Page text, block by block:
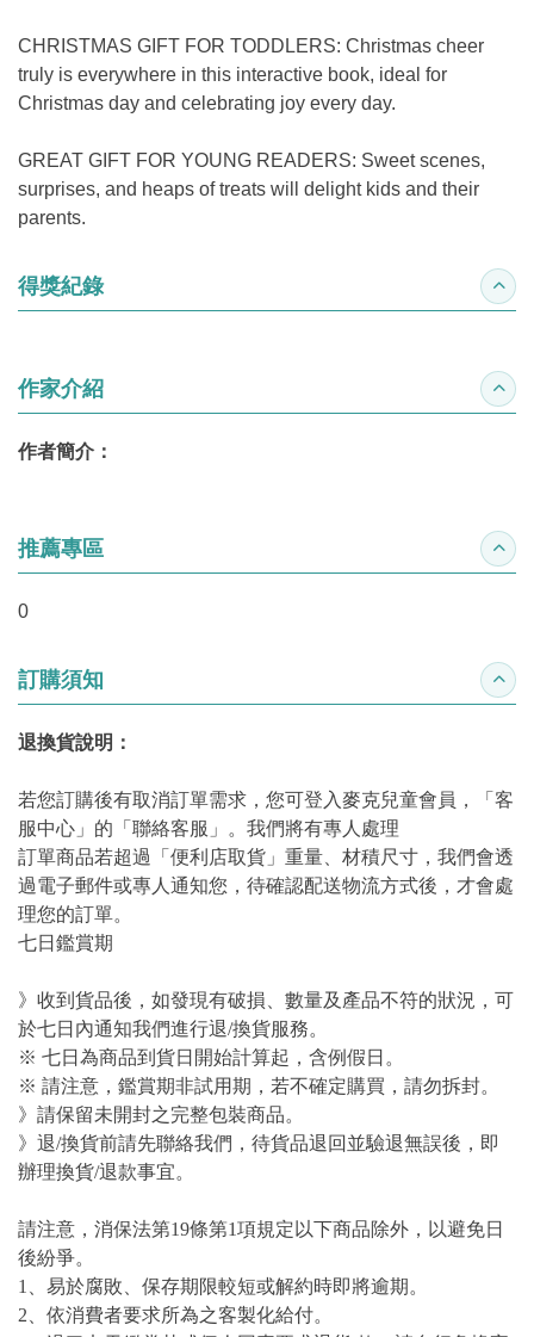
CHRISTMAS GIFT FOR TODDLERS: Christmas cheer
truly is everywhere in this interactive book, ideal for
Christmas day and celebrating joy every day.
GREAT GIFT FOR YOUNG READERS: Sweet scenes,
surprises, and heaps of treats will delight kids and their
parents.
得獎紀錄 收合
作家介紹 收合
作者簡介：
推薦專區 收合
0
訂購須知 收合
退換貨說明：
若您訂購後有取消訂單需求，您可登入麥克兒童會員，「客
服中心」的「聯絡客服」。我們將有專人處理
訂單商品若超過「便利店取貨」重量、材積尺寸，我們會透
過電子郵件或專人通知您，待確認配送物流方式後，才會處
理您的訂單。
七日鑑賞期
》收到貨品後，如發現有破損、數量及產品不符的狀況，可
於七日內通知我們進行退/換貨服務。
※ 七日為商品到貨日開始計算起，含例假日。
※ 請注意，鑑賞期非試用期，若不確定購買，請勿拆封。
》請保留未開封之完整包裝商品。
》退/換貨前請先聯絡我們，待貨品退回並驗退無誤後，即
辦理換貨/退款事宜。
請注意，消保法第19條第1項規定以下商品除外，以避免日
後紛爭。
1、易於腐敗、保存期限較短或解約時即將逾期。
2、依消費者要求所為之客製化給付。